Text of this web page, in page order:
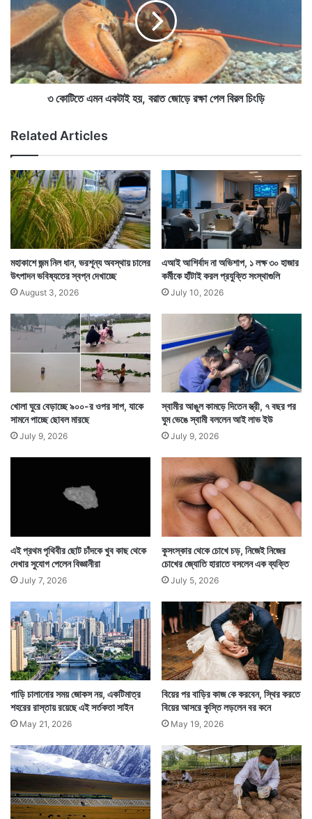
সেরে ফেলে কাজে লেগে পড়েন। ছুটি হলে ফের যেভাবে এসেছিলেন
কাছে।
চিনের লিন নামে এই ব্যক্তির কাহিনি চিনেরই সোশ্যাল মিডিয়ায়
আলোড়ন ফেলে দিয়েছে। অনেকেই তাঁর স্ত্রীর টানে প্রতিদিন ৩২০
কিলোমিটার সফর করে অফিস করার তারিফ করেছেন। লিনের
ভালবাসার টান সকলকে মুগ্ধ করেছে।
ক্রমে বস্তুনির্ভর আত্মকেন্দ্রিক পৃথিবীতে এখনও ভালবাসার টান যে
এই পর্যায়ে যেতে পারে তার একটা উদাহরণ হয়ে উঠেছেন লিন।
সাউথ চায়না মর্নিং পোস্ট সংবাদমাধ্যমে খবরটি প্রকাশিত হওয়ার পর
লে
ন
ব
ক
,
ভা
গ
ই
শ
নি
বা
র
তে
এ
ন
এ
ক
য়
,
ব
রা
ত
জো
ড়ে
র
ক্ষা
পে
ল
র
ল
৩ কোটিতে এমন একটাই হয়, বরাত জোড়ে রক্ষা পেল বিরল চিংড়ি
Related Articles
মহাকাশে জন্ম নিল ধান, ভরশূন্য অবস্থায় চালের
উৎপাদন ভবিষ্যতের স্বপ্ন দেখাচ্ছে
August 3, 2026
এআই আশির্বাদ না অভিশাপ, ১ লক্ষ ৩০ হাজার
কর্মীকে হাঁটাই করল প্রযুক্তি সংস্থাগুলি
July 10, 2026
খোলা ঘুরে বেড়াচ্ছে ৯০০-র ওপর সাপ, যাকে
সামনে পাচ্ছে ছোবল মারছে
July 9, 2026
স্বামীর আঙুল কামড়ে দিতেন স্ত্রী, ৭ বছর পর
ঘুম ভেঙে স্বামী বললেন আই লাভ ইউ
July 9, 2026
এই প্রথম পৃথিবীর ছোট চাঁদকে খুব কাছ থেকে
দেখার সুযোগ পেলেন বিজ্ঞানীরা
July 7, 2026
কুসংস্কার থেকে চোখে চড়, নিজেই নিজের
চোখের জ্যোতি হারাতে বসলেন এক ব্যক্তি
July 5, 2026
গাড়ি চালানোর সময় জোকস নয়, একটিমাত্র
শহরের রাস্তায় রয়েছে এই সর্তকতা সাইন
May 21, 2026
বিয়ের পর বাড়ির কাজ কে করবেন, স্থির করতে
বিয়ের আসরে কুস্তি লড়লেন বর কনে
May 19, 2026